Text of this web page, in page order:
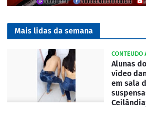
Mais lidas da semana
CONTEUDO
Alunas
vídeo
em sala